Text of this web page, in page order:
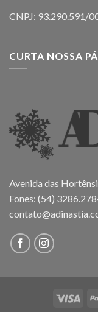
CNPJ: 93.290.591/
CURTA NOSSA
Avenida das
Fones: (54)